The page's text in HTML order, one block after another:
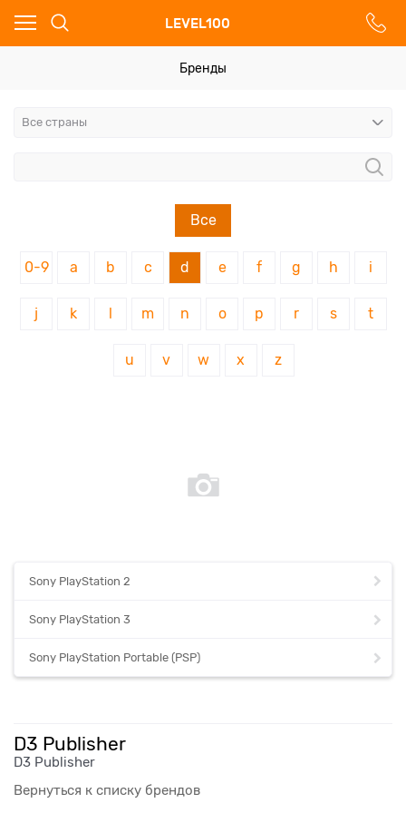
LEVEL100
Бренды
Все
0-9 a b c d e f g h i
j k m n o p r s t
u v w x z
Sony PlayStation 2
Sony PlayStation 3
Sony PlayStation Portable (PSP)
D3 Publisher
D3 Publisher
Вернуться к списку брендов
Ваш город - Москва,
угадали?